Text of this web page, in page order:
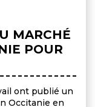
MARCHÉ
POUR
ont publié un
Occitanie en